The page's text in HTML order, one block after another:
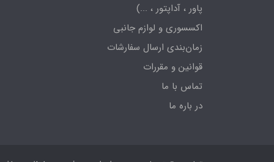
پاور ، آداپتور ، ...)
اکسسوری و لوازم جانبی
زمان‌بندی ارسال سفارشات
قوانین و مقررات
تماس با ما
در باره ما